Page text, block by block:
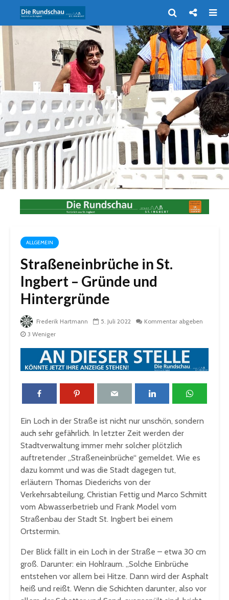
ALLGEMEIN
Straßeneinbrüche in St.
Ingbert – Gründe und
Hintergründe
Frederik Hartmann 5. Juli 2022
Kommentar abgeben
3 Weniger
Ein Loch in der Straße ist nicht nur unschön, sondern
auch sehr gefährlich. In letzter Zeit werden der
Stadtverwaltung immer mehr solcher plötzlich
auftretender „Straßeneinbrüche“ gemeldet. Wie es
dazu kommt und was die Stadt dagegen tut,
erläutern Thomas Diederichs von der
Verkehrsabteilung, Christian Fettig und Marco Schmitt
vom Abwasserbetrieb und Frank Model vom
Straßenbau der Stadt St. Ingbert bei einem
Ortstermin.
Der Blick fällt in ein Loch in der Straße – etwa 30 cm
groß. Darunter: ein Hohlraum. „Solche Einbrüche
entstehen vor allem bei Hitze. Dann wird der Asphalt
heiß und reißt. Wenn die Schichten darunter, also vor